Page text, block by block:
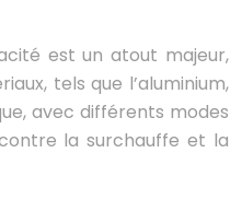
est un atout majeur,
tels que l’aluminium,
avec différents modes
la surchauffe et la